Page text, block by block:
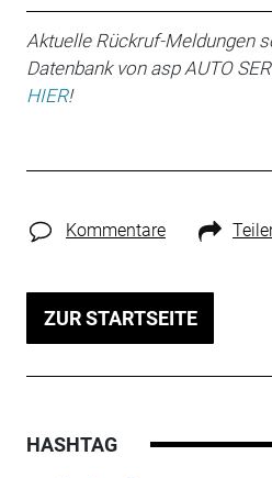
Aktuelle Rückruf-Meldungen
Datenbank von asp AUTO
HIER!
Kommentare
ZUR STARTSEITE
HASHTAG